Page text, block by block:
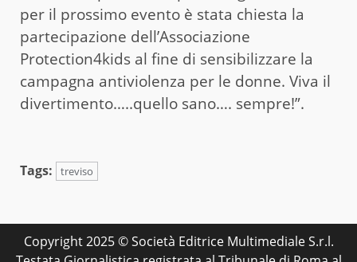
per il prossimo evento è stata chiesta la
partecipazione dell’Associazione
Protection4kids al fine di sensibilizzare la
campagna antiviolenza per le donne. Viva il
divertimento…..quello sano…. sempre!”.
Tags: treviso
Copyright 2025 © Società Editrice Multimediale S.r.l.